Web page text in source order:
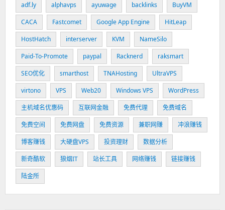
adf.ly alphavps ayuwage backlinks
BuyVM
CACA
Fastcomet Google App Engine
HitLeap
HostHatch
interserver KVM
NameSilo
Paid-To-Promote
paypal Racknerd
raksmart
SEO优化
smarthost TNAHosting
UltraVPS
virtono
VPS Web20 Windows VPS
WordPress
主机域名优惠码
互联网金融 免费代理
免费域名
免费空间
免费网盘 免费资源 兼职网赚
冲浪赚钱
博客赚钱
大硬盘VPS 投资理财
数据分析
新奇酷软
狼烟IT 站长工具 网络赚钱
链接赚钱
陆金所